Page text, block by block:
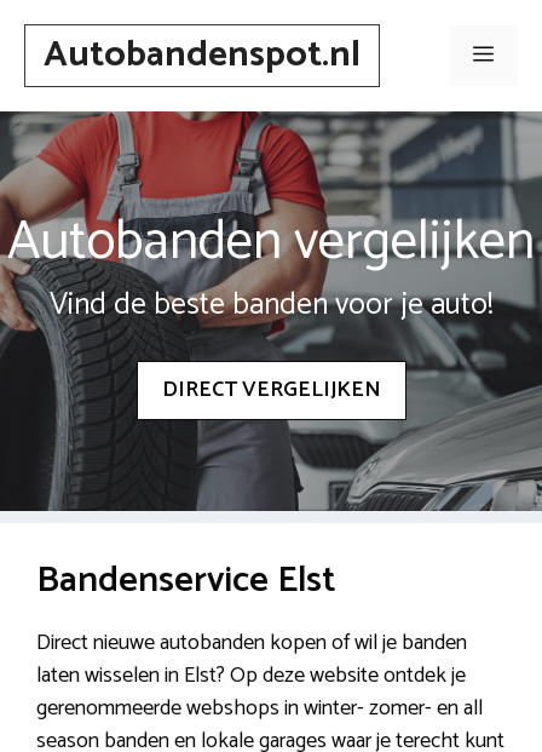
Spring
inhoudAutobandenspot.nl Menu
Autobanden vergelijken
Vind de beste banden voor je auto!
DIRECT VERGELIJKEN
Bandenservice Elst
Direct nieuwe autobanden kopen of wil je banden
laten wisselen in Elst? Op deze website ontdek je
gerenommeerde webshops in winter- zomer- en all
season banden en lokale garages waar je terecht kunt